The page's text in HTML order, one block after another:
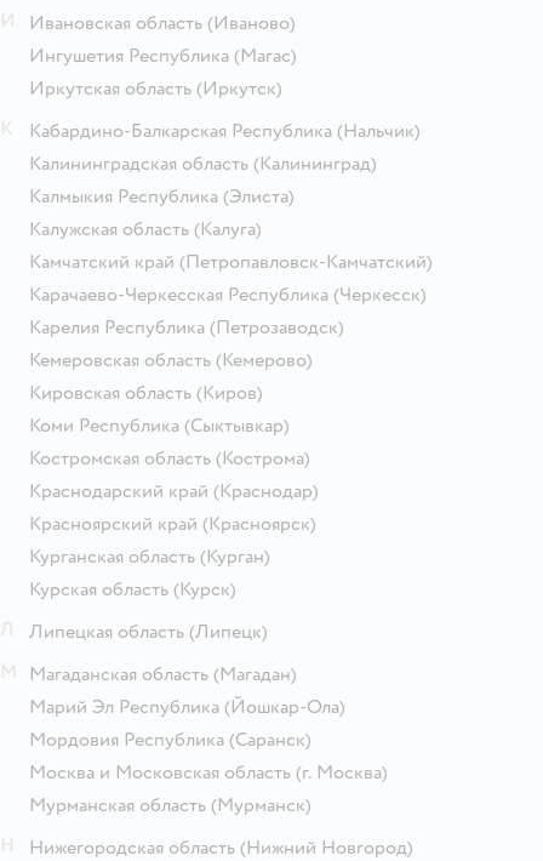
Ивановская область (Иваново)
Ингушетия Республика (Магас)
Иркутская область (Иркутск)
Кабардино-Балкарская Республика (Нальчик)
Калининградская область (Калининград)
Калмыкия Республика (Элиста)
Калужская область (Калуга)
Камчатский край (Петропавловск-Камчатский)
Карачаево-Черкесская Республика (Черкесск)
Карелия Республика (Петрозаводск)
Кемеровская область (Кемерово)
Кировская область (Киров)
Коми Республика (Сыктывкар)
Костромская область (Кострома)
Краснодарский край (Краснодар)
Красноярский край (Красноярск)
Курганская область (Курган)
Курская область (Курск)
Липецкая область (Липецк)
Магаданская область (Магадан)
Марий Эл Республика (Йошкар-Ола)
Мордовия Республика (Саранск)
Москва и Московская область (г. Москва)
Мурманская область (Мурманск)
Нижегородская область (Нижний Новгород)